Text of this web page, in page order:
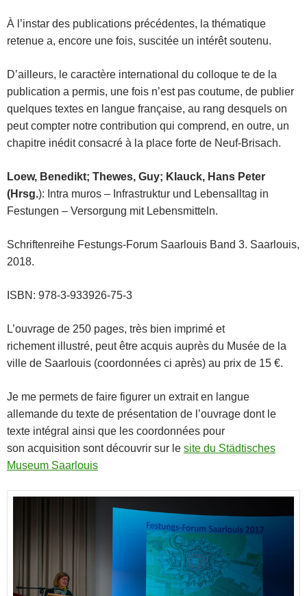
À l’instar des publications précédentes, la thématique
retenue a, encore une fois, suscitée un intérêt soutenu.
D’ailleurs, le caractère international du colloque te de la
publication a permis, une fois n’est pas coutume, de publier
quelques textes en langue française, au rang desquels on
peut compter notre contribution qui comprend, en outre, un
chapitre inédit consacré à la place forte de Neuf-Brisach.
Loew, Benedikt; Thewes, Guy; Klauck, Hans Peter
(Hrsg.): Intra muros – Infrastruktur und Lebensalltag in
Festungen – Versorgung mit Lebensmitteln.
Schriftenreihe Festungs-Forum Saarlouis Band 3. Saarlouis,
2018.
ISBN: 978-3-933926-75-3
L’ouvrage de 250 pages, très bien imprimé et
richement illustré, peut être acquis auprès du Musée de la
ville de Saarlouis (coordonnées ci après) au prix de 15 €.
Je me permets de faire figurer un extrait en langue
allemande du texte de présentation de l’ouvrage dont le
texte intégral ainsi que les coordonnées pour
son acquisition sont découvrir sur le site du Städtisches
Museum Saarlouis